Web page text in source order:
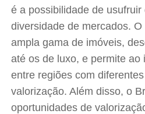
é a possibilidade de
diversidade de mercados.
ampla gama de imóveis,
até os de luxo, e permite ao
entre regiões com
valorização. Além disso, o
oportunidades de